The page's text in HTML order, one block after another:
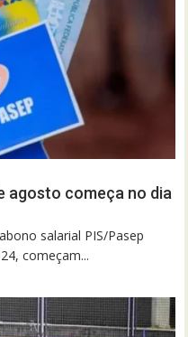
agosto começa no dia
salarial PIS/Pasep
começam...